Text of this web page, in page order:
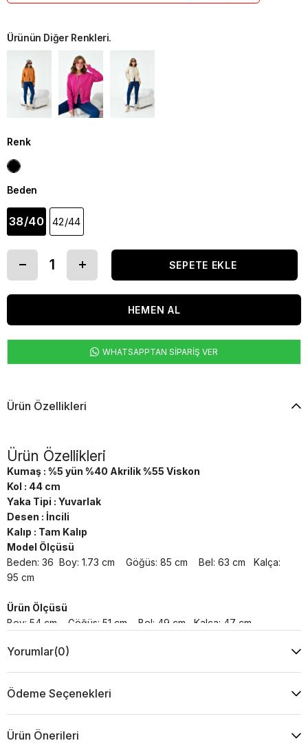
Ürünün Diğer Renkleri.
Renk
Beden
38/40 42/44
WHATSAPPTAN SİPARİŞ VER
Ürün Özellikleri
Ürün Özellikleri
Kumaş : %5 yün %40 Akrilik %55 Viskon
Kol : 44 cm
Yaka Tipi : Yuvarlak
Desen : İncili
Kalıp : Tam Kalıp
Model Ölçüsü
Beden: 36 Boy: 1.73 cm Göğüs: 85 cm Bel: 63 cm Kalça:
95 cm
Ürün Ölçüsü
Boy: 54 cm Göğüs: 51 cm Bel: 49 cm Kalça: 47 cm
Yıkama Talimatı :
Kuru Temizleme , Trikloretilen Ayırıçısıyla Az Çözücü
Kullanınız
Düşük Isıda Ütüleme Yapınız
Yorumlar(0)
Ödeme Seçenekleri
Ürün Önerileri